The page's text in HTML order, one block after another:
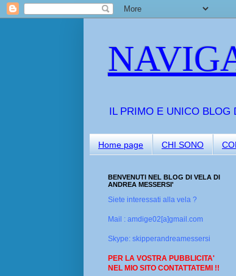
IL PRIMO E UNICO
Home page CHI SONO
BENVENUTI NEL BLOG DI VELA DI
ANDREA MESSERSI'
Siete interessati alla vela ?
Mail : amdige02[a]gmail.com
Skype: skipperandreamessersi
PER LA VOSTRA PUBBLICITA'
NEL MIO SITO CONTATTATEMI !!